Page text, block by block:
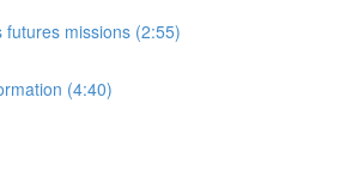
futures missions (2:55)
(4:40)